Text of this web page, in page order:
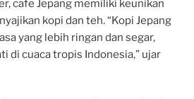
cafe Jepang memiliki keunikan
kopi dan teh. “Kopi Jepang
yang lebih ringan dan segar,
di cuaca tropis Indonesia,” ujar